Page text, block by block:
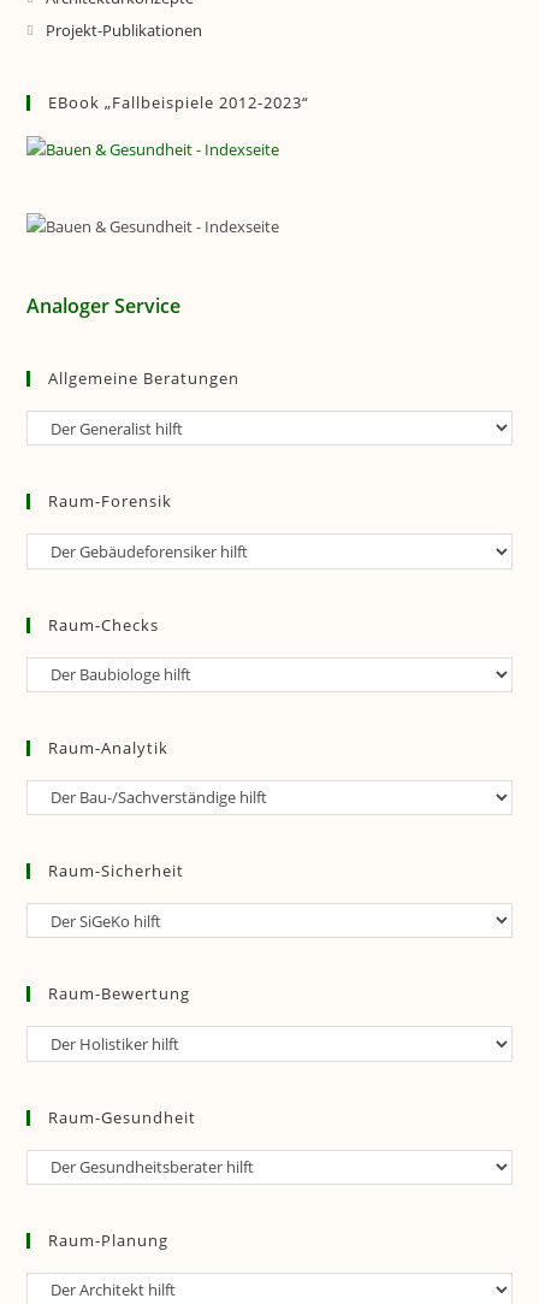
Projekt-Publikationen
EBook „Fallbeispiele 2012-2023“
Analoger Service
Allgemeine Beratungen
Allgemeine
Raum-Forensik
Raum-
Raum-Checks
Raum-
Raum-Analytik
Raum-
Raum-Sicherheit
Raum-
Raum-Bewertung
Raum-
Raum-Gesundheit
Raum-
Raum-Planung
Raum-